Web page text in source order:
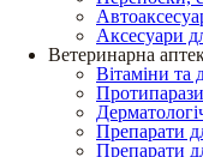
Аксесуари
Ветеринарна
Вітаміни та
Препарати
Препарати